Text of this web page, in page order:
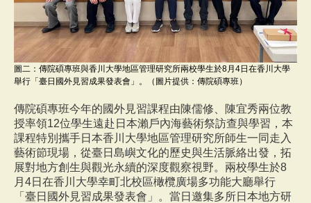
圖二：傳院碩專班與香川大學地區管理研究所兩校學生於8月4日在香川大學
舉行「臺日國外見習成果發表會」。（圖片提供：傳院碩專班）
傳院碩專班今年的國外見習課程由陳儒修、陳宜秀兩位教
授率領12位學生遠赴日本瀨戶內海藝術祭訪查與學習，本
課程特別攜手日本香川大學地區管理研究所師生一同走入
藝術節現場，從臺日島嶼文化的歷史與生活脈絡出發，拓
展對地方創生與觀光永續的深度觀察視野。兩校學生於8
月4日在香川大學幸町北校區橄欖廣場多功能大廳舉行
「臺日國外見習成果發表會」。當日邀集多所日本地方研